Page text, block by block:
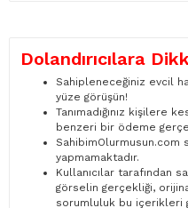
Dolandırıcılara
Sahipleneceğiniz evcil
yüze görüşün!
Tanımadığınız kişilere
benzeri bir ödeme
SahibimOlurmusun.com
yapmamaktadır.
Kullanıcılar tarafından
görselin gerçekliği,
sorumluluk bu içerikleri